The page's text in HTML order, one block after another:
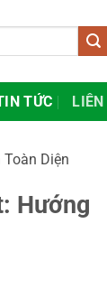
TỨC LIÊN
Diện
Hướng